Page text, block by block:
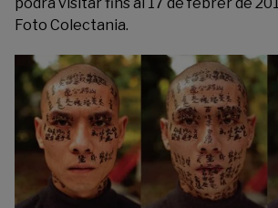
Foto Colectania.